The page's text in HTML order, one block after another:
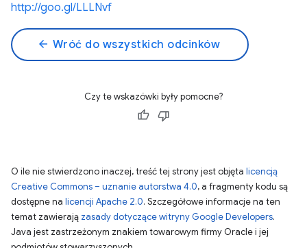
http://goo.gl/LLLNvf
arrow_back Wróć do wszystkich odcinków
Czy te wskazówki były pomocne?
O ile nie stwierdzono inaczej, treść tej strony jest objęta licencją
Creative Commons – uznanie autorstwa 4.0, a fragmenty kodu są
dostępne na licencji Apache 2.0. Szczegółowe informacje na ten
temat zawierają zasady dotyczące witryny Google Developers.
Java jest zastrzeżonym znakiem towarowym firmy Oracle i jej